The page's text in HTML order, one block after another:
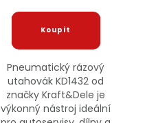
Pneumatický rázový
utahovák KD1432 od
značky Kraft&Dele je
výkonný nástroj ideální